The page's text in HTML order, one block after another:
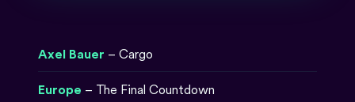
Axel Bauer – Cargo
Europe – The Final Countdown